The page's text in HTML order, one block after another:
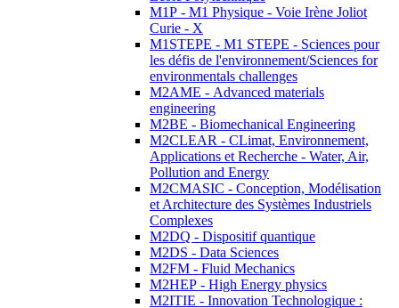
M1P - M1 Physique - Voie Irène Joliot
Curie - X
M1STEPE - M1 STEPE - Sciences pour
les défis de l'environnement/Sciences for
environmentals challenges
M2AME - Advanced materials
engineering
M2BE - Biomechanical Engineering
M2CLEAR - CLimat, Environnement,
Applications et Recherche - Water, Air,
Pollution and Energy
M2CMASIC - Conception, Modélisation
et Architecture des Systèmes Industriels
Complexes
M2DQ - Dispositif quantique
M2DS - Data Sciences
M2FM - Fluid Mechanics
M2HEP - High Energy physics
M2ITIE - Innovation Technologique :